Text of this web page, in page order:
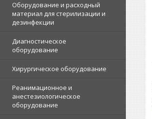
Оборудование и расходный
материал для стерилизации и
дезинфекции
Диагностическое
оборудование
Хирургическое оборудование
Реанимационное и
анестезиологическое
оборудование